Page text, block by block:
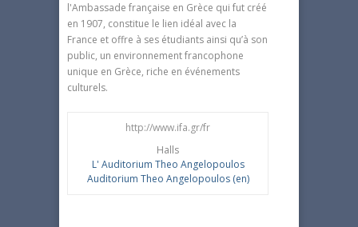
l'Ambassade française en Grèce qui fut créé
en 1907, constitue le lien idéal avec la
France et offre à ses étudiants ainsi qu’à son
public, un environnement francophone
unique en Grèce, riche en événements
culturels.
http://www.ifa.gr/fr
Halls
L' Auditorium Theo Angelopoulos
Auditorium Theo Angelopoulos (en)